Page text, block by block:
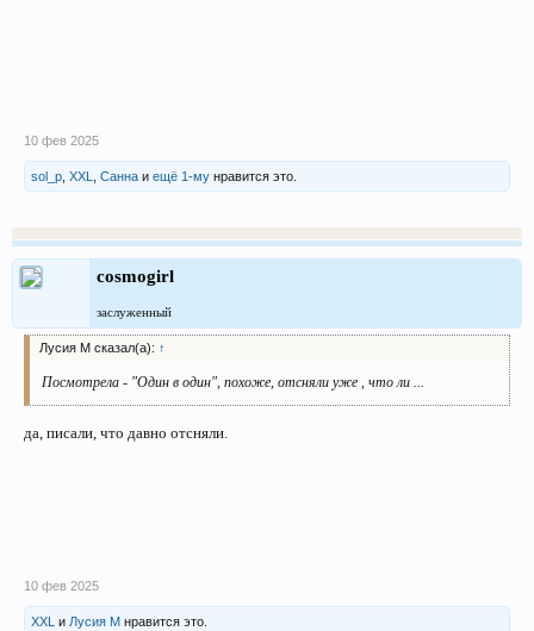
10 фев 2025
sol_p XXL Санна и ещё 1-му нравится это.
cosmogirl
заслуженный
Лусия М сказал(а): ↑
Посмотрела - "Один в один", похоже, отсняли уже , что ли ...
да, писали, что давно отсняли.
10 фев 2025
XXL и Лусия М нравится это.